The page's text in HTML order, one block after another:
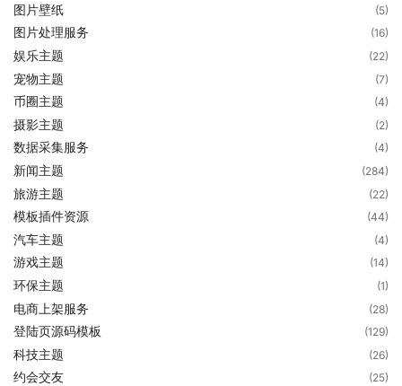
图片壁纸 (5)
图片处理服务 (16)
娱乐主题 (22)
宠物主题 (7)
币圈主题 (4)
摄影主题 (2)
数据采集服务 (4)
新闻主题 (284)
旅游主题 (22)
模板插件资源 (44)
汽车主题 (4)
游戏主题 (14)
环保主题 (1)
电商上架服务 (28)
登陆页源码模板 (129)
科技主题 (26)
约会交友 (25)